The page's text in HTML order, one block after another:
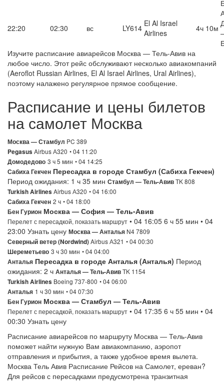
22:20 02:30 вс LY614 El Al Israel
Airlines
4ч 10м
Изучите расписание авиарейсов Москва — Тель-Авив на
любое число. Этот рейс обслуживают несколько авиакомпаний
(Aeroflot Russian Airlines, El Al Israel Airlines, Ural Airlines),
поэтому налажено регулярное прямое сообщение.
Расписание и цены билетов
на самолет Москва
Москва — Стамбул PC 389
Pegasus Airbus А320 • 04 11:20
Домодедово 3 ч 5 мин • 04 14:25
Сабиха Гекчен Пересадка в городе Стамбул (Сабиха Гекчен)
Период ожидания: 1 ч 35 мин Стамбул — Тель-АвивTK 808
Turkish Airlines Airbus А320 • 04 16:00
Сабиха Гекчен 2 ч • 04 18:00
Бен Гурион Москва — София — Тель-Авив
Перелет с пересадкой, показать маршрут • 04 16:05 6 ч 55 мин • 04
23:00 Узнать цену Москва — Анталья N4 7809
Северный ветер (Nordwind)Airbus А321 • 04 00:30
Шереметьево 3 ч 30 мин • 04 04:00
Анталья Пересадка в городе Анталья (Анталья) Период
ожидания: 2 ч Анталья — Тель-АвивTK 1154
Turkish Airlines Boeing 737-800 • 04 06:00
Анталья 1 ч 30 мин • 04 07:30
Бен Гурион Москва — Стамбул — Тель-Авив
Перелет с пересадкой, показать маршрут • 04 17:35 6 ч 55 мин • 04
00:30 Узнать цену
Расписание авиарейсов по маршруту Москва — Тель-Авив
поможет найти нужную Вам авиакомпанию, аэропот
отправления и прибытия, а также удобное время вылета.
Москва Тель Авив Расписание Рейсов на Самолет, ереван?
Для рейсов с пересадками предусмотрена транзитная